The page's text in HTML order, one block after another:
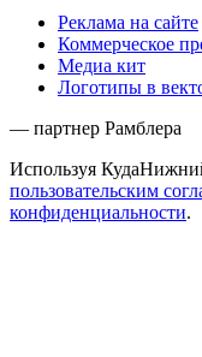
Реклама на сайте
Коммерческое
Медиа кит
Логотипы в
— партнер Рамблера
Используя
пользовательским
конфиденциальности.